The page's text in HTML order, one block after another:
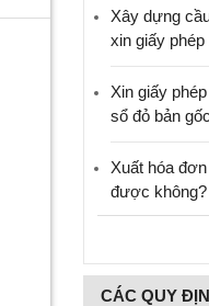
Xây dựng
xin giấy
Xin giấy
sổ đỏ bản
Xuất hóa
được không?
CÁC QUY